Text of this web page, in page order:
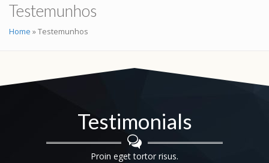
Testemunhos
Home »Testemunhos
Testimonials
Proin eget tortor risus.